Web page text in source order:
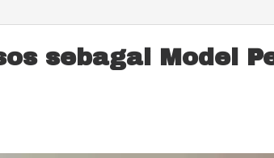
sebagai Model